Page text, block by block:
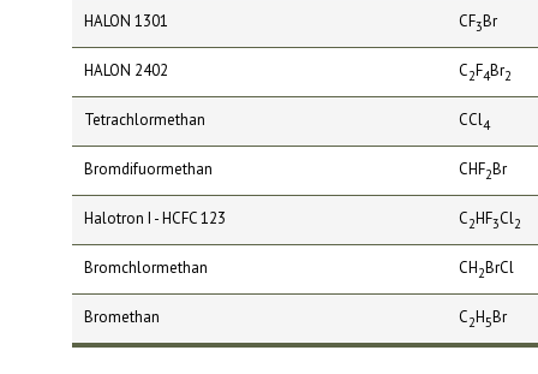
HALON 1301 CF3Br
HALON 2402 C2F4Br2
Tetrachlormethan CCl4
Bromdifuormethan CHF2Br
Halotron I - HCFC 123 C2HF3Cl2
Bromchlormethan CH2BrCl
Bromethan C2H5Br